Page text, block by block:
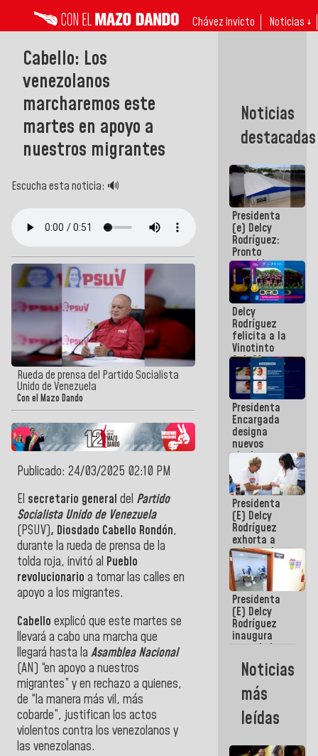
Chávez invicto Noticias ↓
Cabello: Los
venezolanos
marcharemos este
martes en apoyo a
nuestros migrantes
Escucha esta noticia: 🔊
Rueda de prensa del Partido Socialista
Unido de Venezuela
Con el Mazo Dando
Publicado: 24/03/2025 02:10 PM
El secretario general del Partido
Socialista Unido de Venezuela
(PSUV), Diosdado Cabello Rondón,
durante la rueda de prensa de la
tolda roja, invitó al Pueblo
revolucionario a tomar las calles en
apoyo a los migrantes.
Cabello explicó que este martes se
llevará a cabo una marcha que
llegará hasta la Asamblea Nacional
(AN) “en apoyo a nuestros
migrantes” y en rechazo a quienes,
de “la manera más vil, más
cobarde”, justifican los actos
violentos contra los venezolanos y
las venezolanas.
Noticias
destacadas
Presidenta
(e) Delcy
Rodríguez:
Pronto
restableceremos
las
operaciones
en el
Aeropuerto
Internacional
de
Maiquetía
Delcy
Rodríguez
felicita a la
Vinotinto
Sub 20
campeona
frente
México Sub
23 en los
Centroamericanos
Presidenta
Encargada
designa
nuevos
titulares en
Viceministerio
de Energía
Eléctrica y
CORPOELEC
Presidenta
(E) Delcy
Rodríguez
exhorta a
gobernadores
y alcaldes a
edificar
casas para
abuelos
Presidenta
(E) Delcy
Rodríguez
inaugura
casa de los
Abuelos
Primavera
en Caracas
Noticias
más
leídas